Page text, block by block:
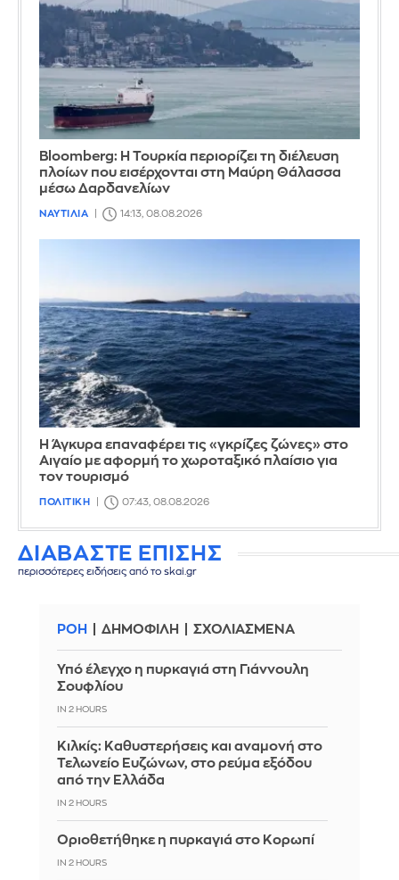
Bloomberg: Η Τουρκία περιορίζει τη διέλευση
πλοίων που εισέρχονται στη Μαύρη Θάλασσα
μέσω Δαρδανελίων
ΝΑΥΤΙΛΙΑ 14:13, 08.08.2026
Η Άγκυρα επαναφέρει τις «γκρίζες ζώνες» στο
Αιγαίο με αφορμή το χωροταξικό πλαίσιο για
τον τουρισμό
ΠΟΛΙΤΙΚΗ 07:43, 08.08.2026
ΔΙΑΒΑΣΤΕ ΕΠΙΣΗΣ
περισσότερες ειδήσεις από το skai.gr
ΡΟΗ ΔΗΜΟΦΙΛΗ ΣΧΟΛΙΑΣΜΕΝΑ
Υπό έλεγχο η πυρκαγιά στη Γιάννουλη
Σουφλίου
IN 2 HOURS
Κιλκίς: Καθυστερήσεις και αναμονή στο
Τελωνείο Ευζώνων, στο ρεύμα εξόδου
από την Ελλάδα
IN 2 HOURS
Οριοθετήθηκε η πυρκαγιά στο Κορωπί
IN 2 HOURS